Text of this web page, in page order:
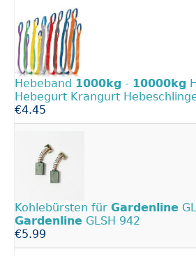
Hebeband 1000kg - 10000kg
Hebegurt Krangurt
€4.45
Kohlebürsten für Gardenline
Gardenline GLSH 942
€5.99